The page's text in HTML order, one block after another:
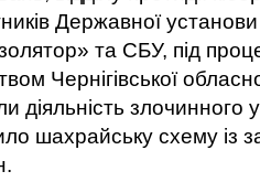
Державної
та СБУ, під
Чернігівської
діяльність злочинного
шахрайську схему із